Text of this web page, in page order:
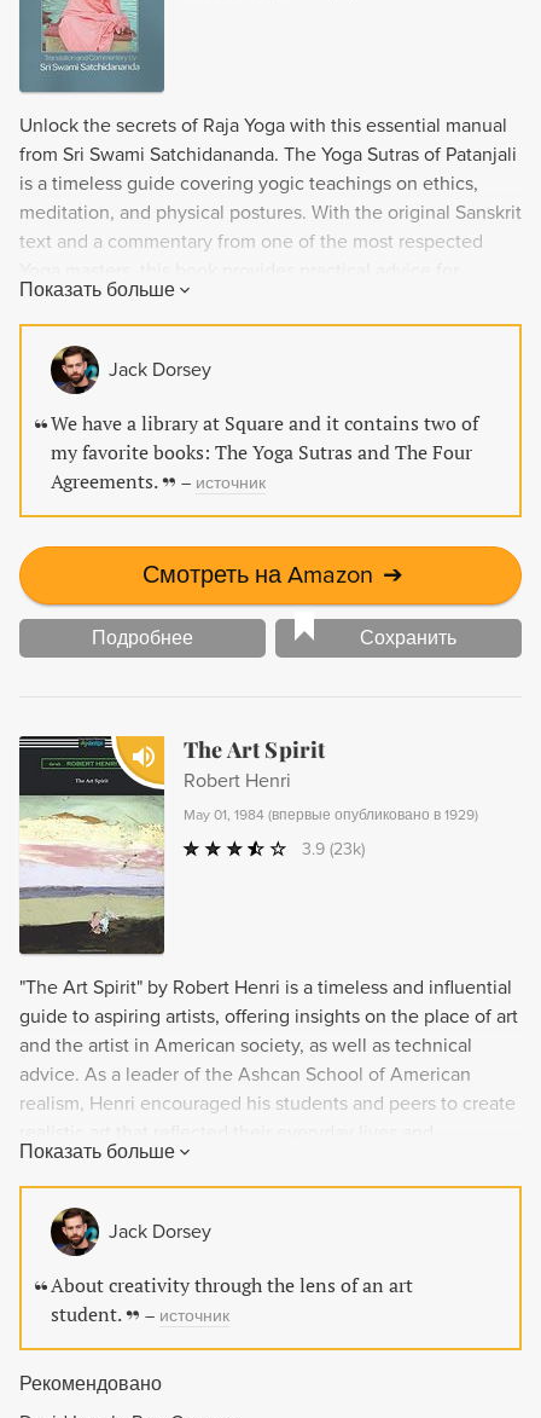
Unlock the secrets of Raja Yoga with this essential manual
from Sri Swami Satchidananda. The Yoga Sutras of Patanjali
is a timeless guide covering yogic teachings on ethics,
meditation, and physical postures. With the original Sanskrit
text and a commentary from one of the most respected
mastering the mind and achieving inner harmony. A must-
read for seekers on the spiritual path.
Показать больше
Jack Dorsey
We have a library at Square and it contains two of
my favorite books: The Yoga Sutras and The Four
Agreements.
– источник
Смотреть на Amazon ➔
Подробнее Сохранить
The Art Spirit
Robert Henri
May 01, 1984 (впервые опубликовано в 1929)
3.9 (23k)
"The Art Spirit" by Robert Henri is a timeless and influential
guide to aspiring artists, offering insights on the place of art
and the artist in American society, as well as technical
advice. As a leader of the Ashcan School of American
realism, Henri encouraged his students and peers to create
experiences. This classic work is a must-read for art
enthusiasts and is printed on premium acid-free paper.
Показать больше
Jack Dorsey
About creativity through the lens of an art
student.
– источник
Рекомендовано